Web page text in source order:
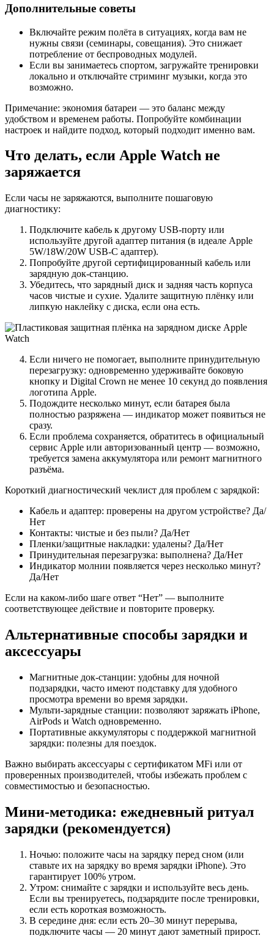
Дополнительные советы
Включайте режим полёта в ситуациях, когда вам не
нужны связи (семинары, совещания). Это снижает
потребление от беспроводных модулей.
Если вы занимаетесь спортом, загружайте тренировки
локально и отключайте стриминг музыки, когда это
возможно.
Примечание: экономия батареи — это баланс между
удобством и временем работы. Попробуйте комбинации
настроек и найдите подход, который подходит именно вам.
Что делать, если Apple Watch не
заряжается
Если часы не заряжаются, выполните пошаговую
диагностику:
Подключите кабель к другому USB-порту или
используйте другой адаптер питания (в идеале Apple
5W/18W/20W USB‑C адаптер).
Попробуйте другой сертифицированный кабель или
зарядную док-станцию.
Убедитесь, что зарядный диск и задняя часть корпуса
часов чистые и сухие. Удалите защитную плёнку или
липкую наклейку с диска, если она есть.
Если ничего не помогает, выполните принудительную
перезагрузку: одновременно удерживайте боковую
кнопку и Digital Crown не менее 10 секунд до появления
логотипа Apple.
Подождите несколько минут, если батарея была
полностью разряжена — индикатор может появиться не
сразу.
Если проблема сохраняется, обратитесь в официальный
сервис Apple или авторизованный центр — возможно,
требуется замена аккумулятора или ремонт магнитного
разъёма.
Короткий диагностический чеклист для проблем с зарядкой:
Кабель и адаптер: проверены на другом устройстве? Да/
Нет
Контакты: чистые и без пыли? Да/Нет
Пленки/защитные накладки: удалены? Да/Нет
Принудительная перезагрузка: выполнена? Да/Нет
Индикатор молнии появляется через несколько минут?
Да/Нет
Если на каком-либо шаге ответ “Нет” — выполните
соответствующее действие и повторите проверку.
Альтернативные способы зарядки и
аксессуары
Магнитные док‑станции: удобны для ночной
подзарядки, часто имеют подставку для удобного
просмотра времени во время зарядки.
Мульти‑зарядные станции: позволяют заряжать iPhone,
AirPods и Watch одновременно.
Портативные аккумуляторы с поддержкой магнитной
зарядки: полезны для поездок.
Важно выбирать аксессуары с сертификатом MFi или от
проверенных производителей, чтобы избежать проблем с
совместимостью и безопасностью.
Мини‑методика: ежедневный ритуал
зарядки (рекомендуется)
Ночью: положите часы на зарядку перед сном (или
ставьте их на зарядку во время зарядки iPhone). Это
гарантирует 100% утром.
Утром: снимайте с зарядки и используйте весь день.
Если вы тренируетесь, подзарядите после тренировки,
если есть короткая возможность.
В середине дня: если есть 20–30 минут перерыва,
подключите часы — 20 минут дают заметный прирост.